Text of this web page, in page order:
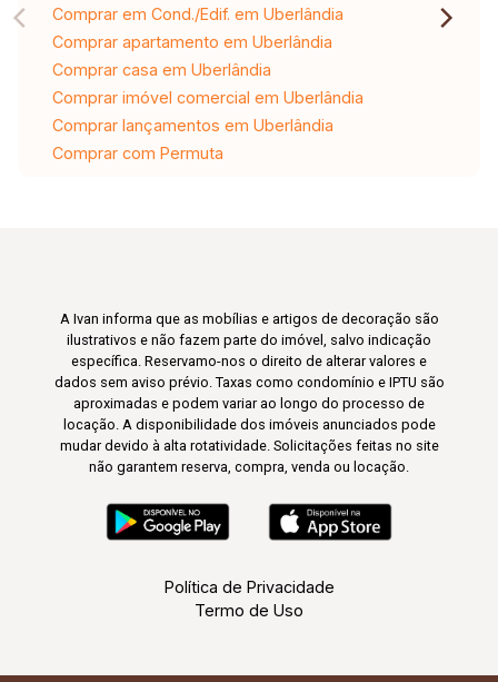
Comprar em Cond./Edif. em Uberlândia
Comprar apartamento em Uberlândia
Comprar casa em Uberlândia
Comprar imóvel comercial em Uberlândia
Comprar lançamentos em Uberlândia
Comprar com Permuta
A Ivan informa que as mobílias e artigos de decoração são
ilustrativos e não fazem parte do imóvel, salvo indicação
específica. Reservamo-nos o direito de alterar valores e
dados sem aviso prévio. Taxas como condomínio e IPTU são
aproximadas e podem variar ao longo do processo de
locação. A disponibilidade dos imóveis anunciados pode
mudar devido à alta rotatividade. Solicitações feitas no site
não garantem reserva, compra, venda ou locação.
Política de Privacidade
Termo de Uso